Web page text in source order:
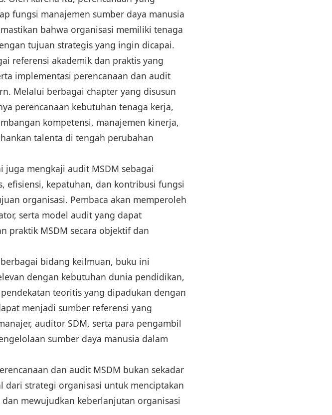
fungsi manajemen sumber daya manusia
bahwa organisasi memiliki tenaga
tujuan strategis yang ingin dicapai.
referensi akademik dan praktis yang
implementasi perencanaan dan audit
Melalui berbagai chapter yang disusun
perencanaan kebutuhan tenaga kerja,
kompetensi, manajemen kinerja,
talenta di tengah perubahan
juga mengkaji audit MSDM sebagai
efisiensi, kepatuhan, dan kontribusi fungsi
organisasi. Pembaca akan memperoleh
serta model audit yang dapat
praktik MSDM secara objektif dan
bidang keilmuan, buku ini
dengan kebutuhan dunia pendidikan,
teoritis yang dipadukan dengan
menjadi sumber referensi yang
auditor SDM, serta para pengambil
sumber daya manusia dalam
dan audit MSDM bukan sekadar
strategi organisasi untuk menciptakan
mewujudkan keberlanjutan organisasi